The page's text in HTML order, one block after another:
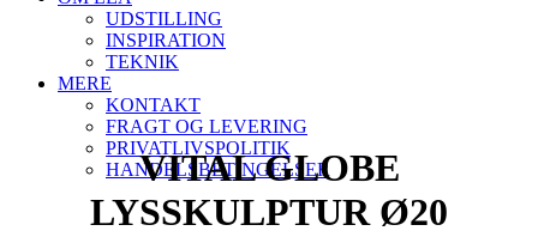
UDSTILLING
INSPIRATION
TEKNIK
MERE
KONTAKT
FRAGT OG LEVERING
PRIVATLIVSPOLITIK
HANDELSBETINGELSER
VITAL GLOBE
LYSSKULPTUR Ø20